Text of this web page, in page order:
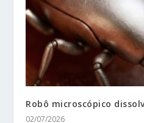
Robô microscópico
02/07/2026